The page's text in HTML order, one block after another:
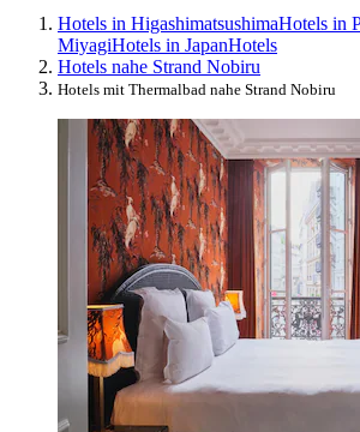
Hotels in HigashimatsushimaHotels in
MiyagiHotels in JapanHotels
Hotels nahe Strand Nobiru
Hotels mit Thermalbad nahe Strand Nobiru